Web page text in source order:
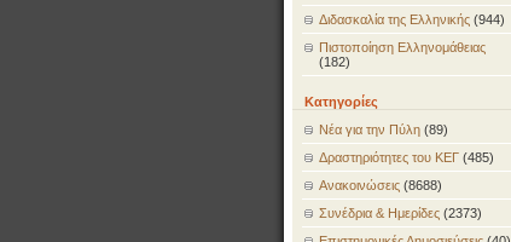
Διδασκαλία της Ελληνικής (944)
Πιστοποίηση Ελληνομάθειας
(182)
Κατηγορίες
Νέα για την Πύλη (89)
Δραστηριότητες του ΚΕΓ (485)
Ανακοινώσεις (8688)
Συνέδρια & Ημερίδες (2373)